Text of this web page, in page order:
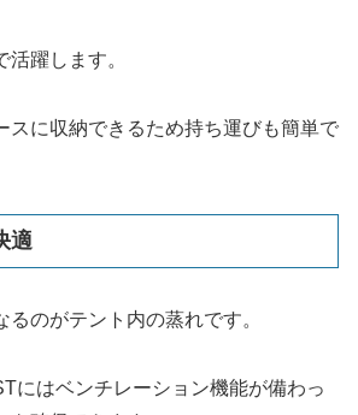
躍します。
スに収納できるため持ち運びも簡単で
適
るのがテント内の蒸れです。
にはベンチレーション機能が備わっ